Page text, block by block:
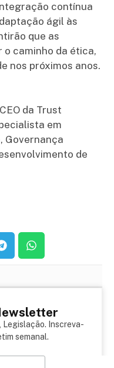
contínua
ágil às
que as
caminho da ética,
nos próximos anos.
da Trust
em
Governança
de
Legislação. Inscreva-
semanal.